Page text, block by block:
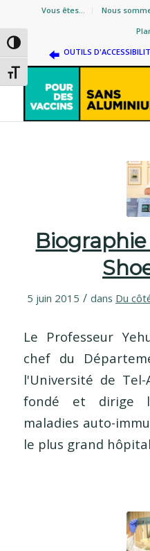
Passer en contraste élevé
Changer la taille de la police
Vous êtes… Nous
OUTILS
5 juin 2015 / dans Du
Le Professeur
chef du
l'Université de
fondé et dirige
maladies auto-
le plus grand